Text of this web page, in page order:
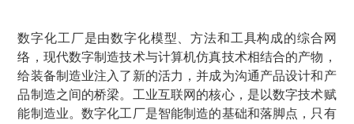
数字化工厂是由数字化模型、方法和工具构成的综合网
络，现代数字制造技术与计算机仿真技术相结合的产物，
给装备制造业注入了新的活力，并成为沟通产品设计和产
品制造之间的桥梁。工业互联网的核心，是以数字技术赋
能制造业。数字化工厂是智能制造的基础和落脚点，只有